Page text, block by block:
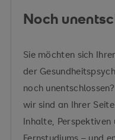
Noch
Sie möchten sich
der
noch
wir sind an Ihrer
Inhalte, Perspektiven